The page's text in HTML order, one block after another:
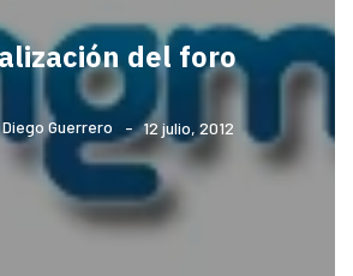
del foro
Diego Guerrero 12 julio, 2012